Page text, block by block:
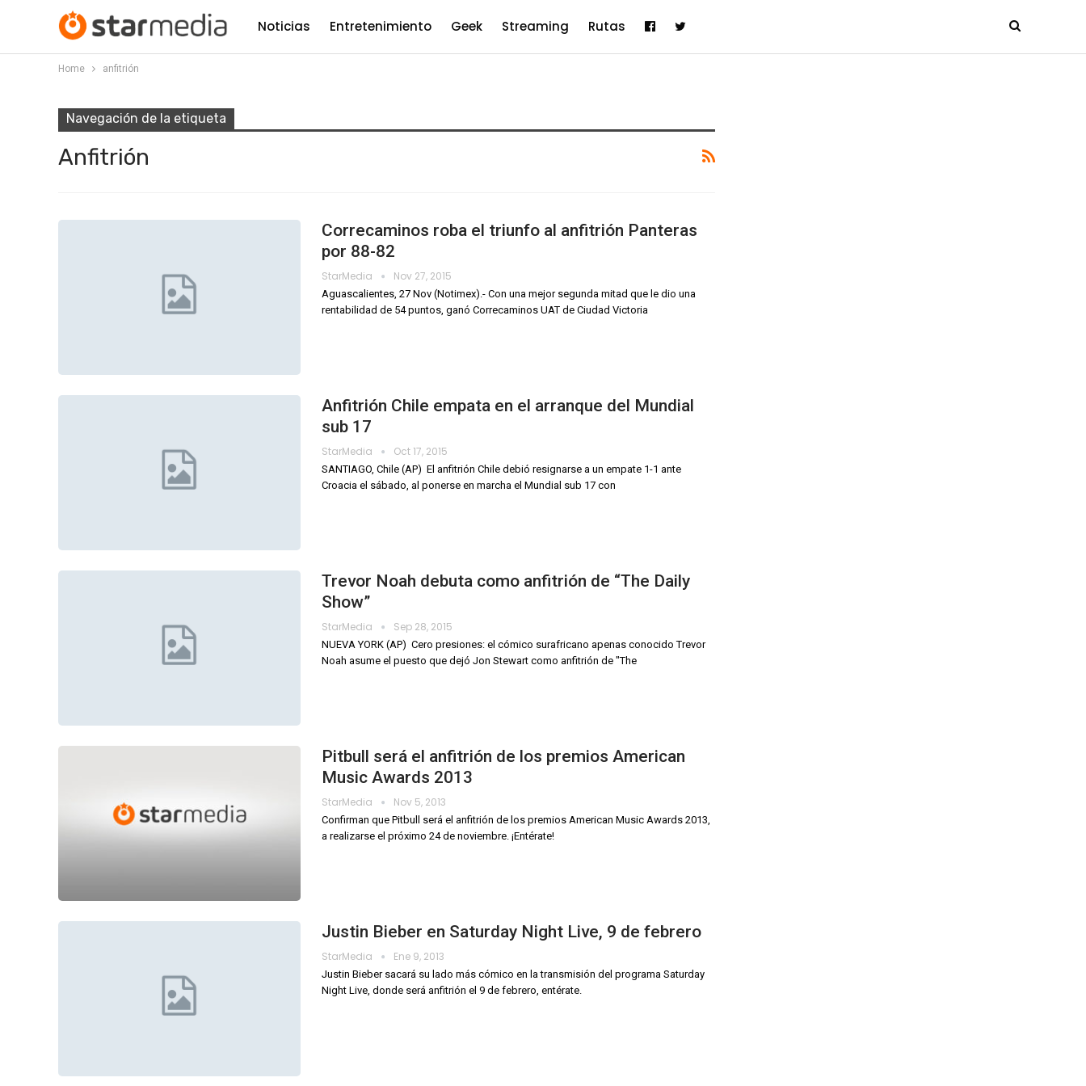
Noticias Entretenimiento Geek Streaming Rutas
Home anfitrión
Navegación de la etiqueta
Anfitrión
Correcaminos roba el triunfo al anfitrión Panteras
por 88-82
StarMedia Nov 27, 2015
Aguascalientes, 27 Nov (Notimex).- Con una mejor segunda mitad que le dio una
rentabilidad de 54 puntos, ganó Correcaminos UAT de Ciudad Victoria
Anfitrión Chile empata en el arranque del Mundial
sub 17
StarMedia Oct 17, 2015
SANTIAGO, Chile (AP)  El anfitrión Chile debió resignarse a un empate 1-1 ante
Croacia el sábado, al ponerse en marcha el Mundial sub 17 con
Trevor Noah debuta como anfitrión de “The Daily
Show”
StarMedia Sep 28, 2015
NUEVA YORK (AP)  Cero presiones: el cómico surafricano apenas conocido Trevor
Noah asume el puesto que dejó Jon Stewart como anfitrión de "The
Pitbull será el anfitrión de los premios American
Music Awards 2013
StarMedia Nov 5, 2013
Confirman que Pitbull será el anfitrión de los premios American Music Awards 2013,
a realizarse el próximo 24 de noviembre. ¡Entérate!
Justin Bieber en Saturday Night Live, 9 de febrero
StarMedia Ene 9, 2013
Justin Bieber sacará su lado más cómico en la transmisión del programa Saturday
Night Live, donde será anfitrión el 9 de febrero, entérate.